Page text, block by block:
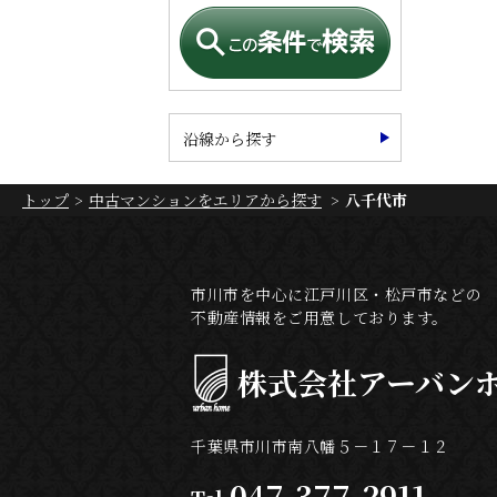
沿線から探す
トップ 中古マンションをエリアから探す 八千代市
市川市を中心に江戸川区・松戸市などの
不動産情報をご用意しております。
株式会社アーバン
千葉県市川市南八幡５－１７－１２